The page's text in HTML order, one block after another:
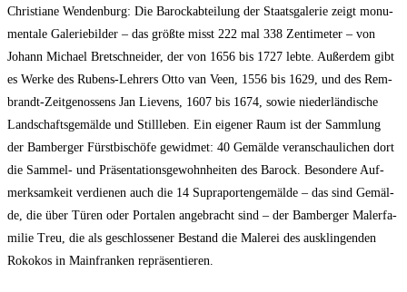
Chris­tia­ne Wen­den­burg: Die Barock­ab­tei­lung der Staats­ga­le­rie zeigt monu­
men­ta­le Gale­rie­bil­der – das größ­te misst 222 mal 338 Zen­ti­me­ter – von
Johann Micha­el Bret­schnei­der, der von 1656 bis 1727 leb­te. Außer­dem gibt
es Wer­ke des Rubens-Leh­rers Otto van Veen, 1556 bis 1629, und des Rem­
brandt-Zeit­ge­nos­sens Jan Lie­vens, 1607 bis 1674, sowie nie­der­län­di­sche
Land­schafts­ge­mäl­de und Still­le­ben. Ein eige­ner Raum ist der Samm­lung
der Bam­ber­ger Fürst­bi­schö­fe gewid­met: 40 Gemäl­de ver­an­schau­li­chen dort
die Sam­mel- und Prä­sen­ta­ti­ons­ge­wohn­hei­ten des Barock. Beson­de­re Auf­
merk­sam­keit ver­die­nen auch die 14 Supra­por­ten­ge­mäl­de – das sind Gemäl­
de, die über Türen oder Por­ta­len ange­bracht sind – der Bam­ber­ger Maler­fa­
mi­lie Treu, die als geschlos­se­ner Bestand die Male­rei des aus­klin­gen­den
Roko­kos in Main­fran­ken repräsentieren.